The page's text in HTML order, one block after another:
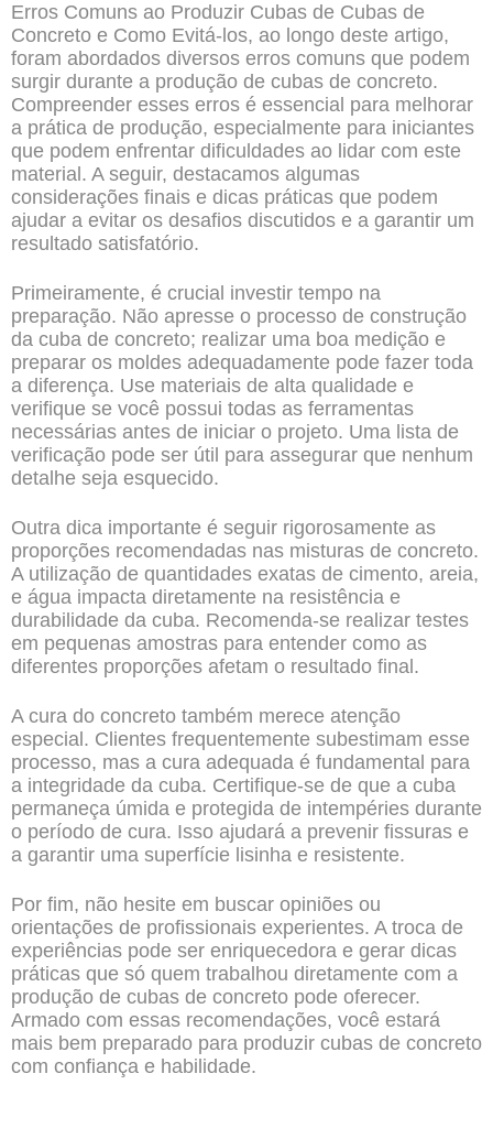
Erros Comuns ao Produzir Cubas de Cubas de
Concreto e Como Evitá-los, ao longo deste artigo,
foram abordados diversos erros comuns que podem
surgir durante a produção de cubas de concreto.
Compreender esses erros é essencial para melhorar
a prática de produção, especialmente para iniciantes
que podem enfrentar dificuldades ao lidar com este
material. A seguir, destacamos algumas
considerações finais e dicas práticas que podem
ajudar a evitar os desafios discutidos e a garantir um
resultado satisfatório.
Primeiramente, é crucial investir tempo na
preparação. Não apresse o processo de construção
da cuba de concreto; realizar uma boa medição e
preparar os moldes adequadamente pode fazer toda
a diferença. Use materiais de alta qualidade e
verifique se você possui todas as ferramentas
necessárias antes de iniciar o projeto. Uma lista de
verificação pode ser útil para assegurar que nenhum
detalhe seja esquecido.
Outra dica importante é seguir rigorosamente as
proporções recomendadas nas misturas de concreto.
A utilização de quantidades exatas de cimento, areia,
e água impacta diretamente na resistência e
durabilidade da cuba. Recomenda-se realizar testes
em pequenas amostras para entender como as
diferentes proporções afetam o resultado final.
A cura do concreto também merece atenção
especial. Clientes frequentemente subestimam esse
processo, mas a cura adequada é fundamental para
a integridade da cuba. Certifique-se de que a cuba
permaneça úmida e protegida de intempéries durante
o período de cura. Isso ajudará a prevenir fissuras e
a garantir uma superfície lisinha e resistente.
Por fim, não hesite em buscar opiniões ou
orientações de profissionais experientes. A troca de
experiências pode ser enriquecedora e gerar dicas
práticas que só quem trabalhou diretamente com a
produção de cubas de concreto pode oferecer.
Armado com essas recomendações, você estará
mais bem preparado para produzir cubas de concreto
com confiança e habilidade.